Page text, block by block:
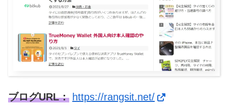
ブログURL： https://rangsit.net/